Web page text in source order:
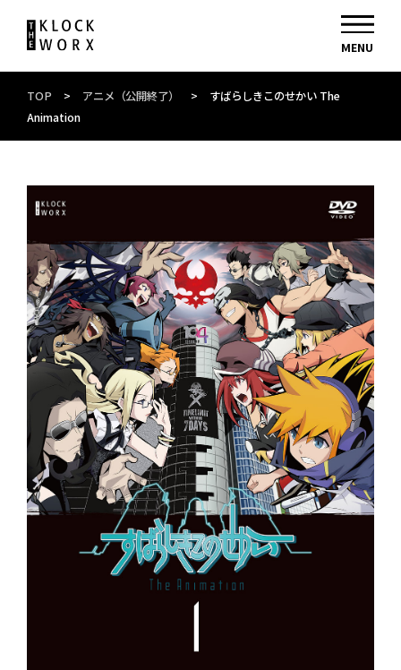
TOP > アニメ（公開終了） >
すばらしきこのせかい The
Animation